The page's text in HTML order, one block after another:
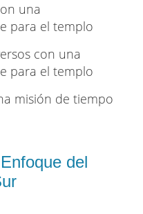
una
para el templo
con una
para el templo
misión de tiempo
del